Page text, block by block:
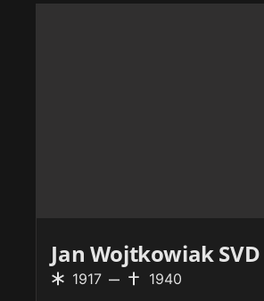
Jan Wojtkowiak SVD
1917
1940